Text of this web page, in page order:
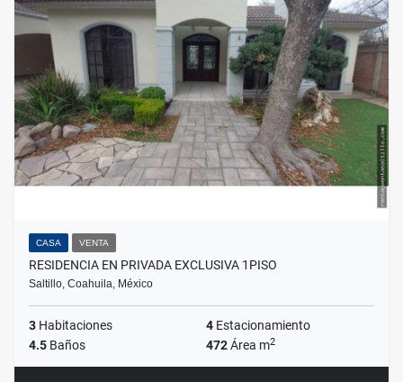
CASA VENTA
RESIDENCIA EN PRIVADA EXCLUSIVA 1PISO
Saltillo, Coahuila, México
3 Habitaciones 4 Estacionamiento
4.5 Baños 472Área m2